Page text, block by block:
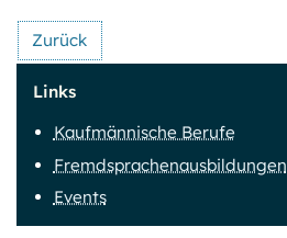
Zurück
Links
Kaufmännische Berufe
Fremdsprachenausbildungen
Events
Cookie Laufzeit:
Sitzungsende
cookie_consent